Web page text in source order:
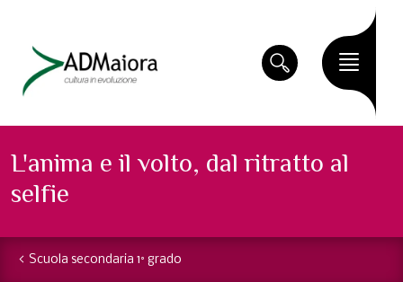
L'anima e il volto, dal ritratto al
selfie
Scuola secondaria 1° grado